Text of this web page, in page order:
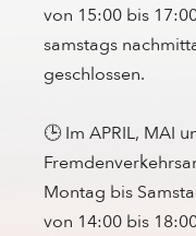
von 15:00 bis
samstags
geschlossen.
🕒 Im APRIL, MAI
Montag bis
von 14:00 bis